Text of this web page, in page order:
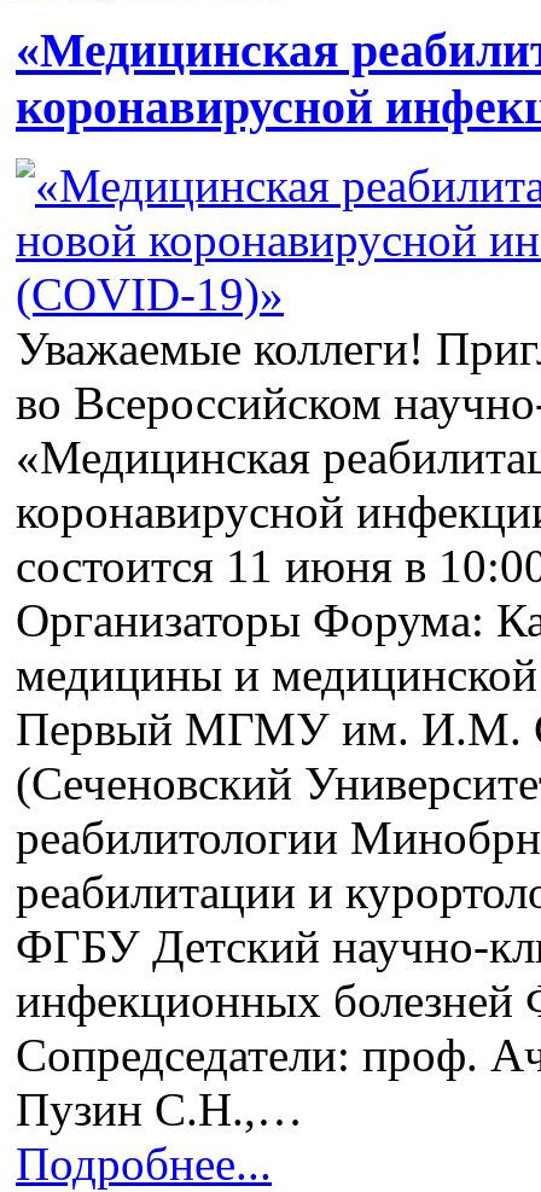
«Медицинская
коронавирусной
Уважаемые коллеги!
во Всероссийском
«Медицинская
коронавирусной
состоится 11 июня в
Организаторы Форума:
медицины и
Первый МГМУ им. И.М.
(Сеченовский
реабилитологии
реабилитации и
ФГБУ Детский научно-
инфекционных
Сопредседатели: проф.
Пузин С.Н.,…
Подробнее...